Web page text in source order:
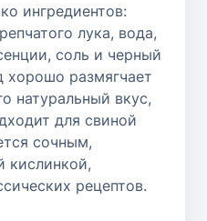
ингредиентов:
лука, вода,
соль и черный
хорошо размягчает
натуральный вкус,
для свиной
сочным,
кислинкой,
рецептов.